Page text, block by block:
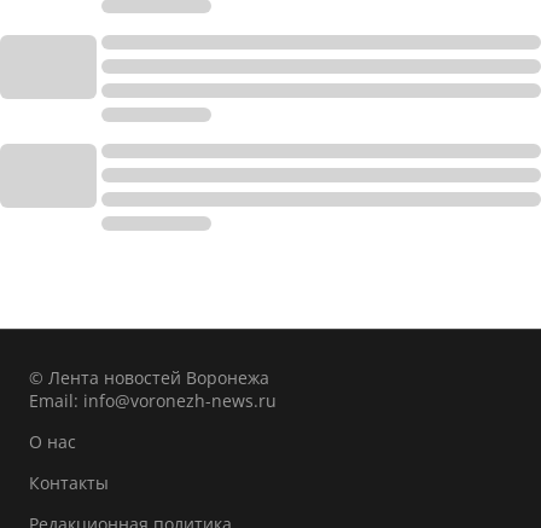
© Лента новостей Воронежа
Email: info@voronezh-news.ru
О нас
Контакты